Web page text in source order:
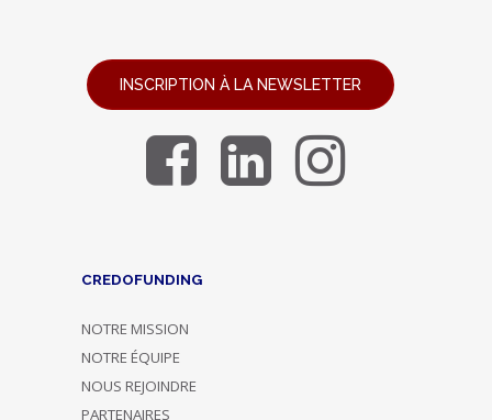
INSCRIPTION À LA NEWSLETTER
CREDOFUNDING
NOTRE MISSION
NOTRE ÉQUIPE
NOUS REJOINDRE
PARTENAIRES